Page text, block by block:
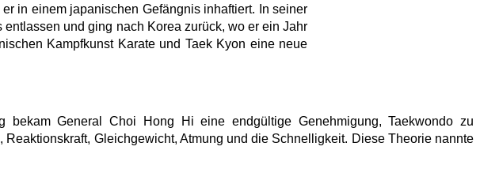
in einem japanischen Gefängnis inhaftiert. In seiner
und ging nach Korea zurück, wo er ein Jahr
Kampfkunst Karate und Taek Kyon eine neue
bekam General Choi Hong Hi eine endgültige Genehmigung, Taekwondo zu
Gleichgewicht, Atmung und die Schnelligkeit. Diese Theorie nannte